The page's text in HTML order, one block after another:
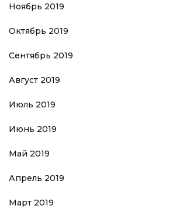
Ноябрь 2019
Октябрь 2019
Сентябрь 2019
Август 2019
Июль 2019
Июнь 2019
Май 2019
Апрель 2019
Март 2019